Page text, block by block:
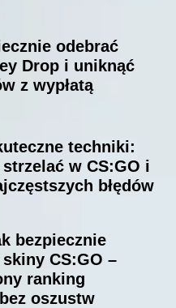
odebrać
Drop i uniknąć
z wypłatą
techniki:
w CS:GO i
błędów
bezpiecznie
CS:GO –
ranking
oszustw